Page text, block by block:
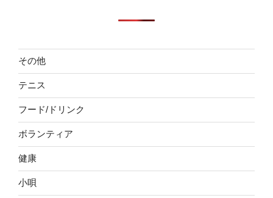
その他
テニス
フード/ドリンク
ボランティア
健康
小唄